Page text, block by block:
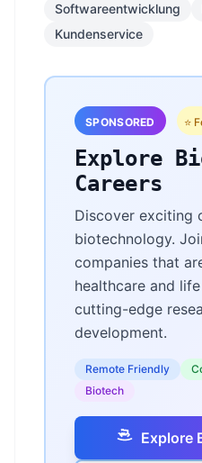
Softwareentwicklung
Kundenservice
SPONSORED ⭐
Explore
Careers
Discover exciting
biotechnology.
companies that
healthcare and
cutting-edge
development.
Remote Friendly
Biotech
Explore